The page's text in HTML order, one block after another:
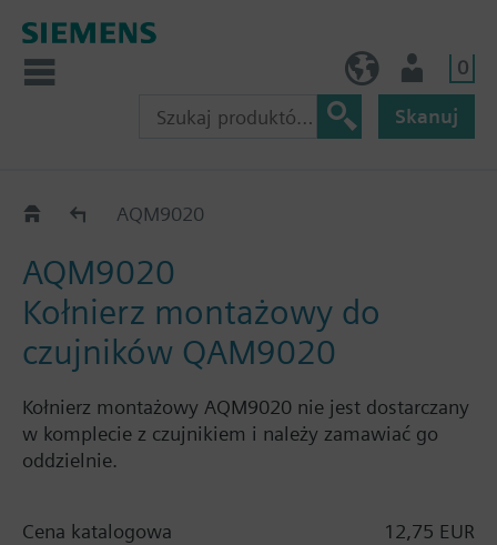
0
Skanuj
Akcesoria do QAM21.. i QAM21..1
AQM9020
AQM9020
Kołnierz montażowy do
czujników QAM9020
Kołnierz montażowy AQM9020 nie jest dostarczany
w komplecie z czujnikiem i należy zamawiać go
oddzielnie.
Cena katalogowa
12,75 EUR